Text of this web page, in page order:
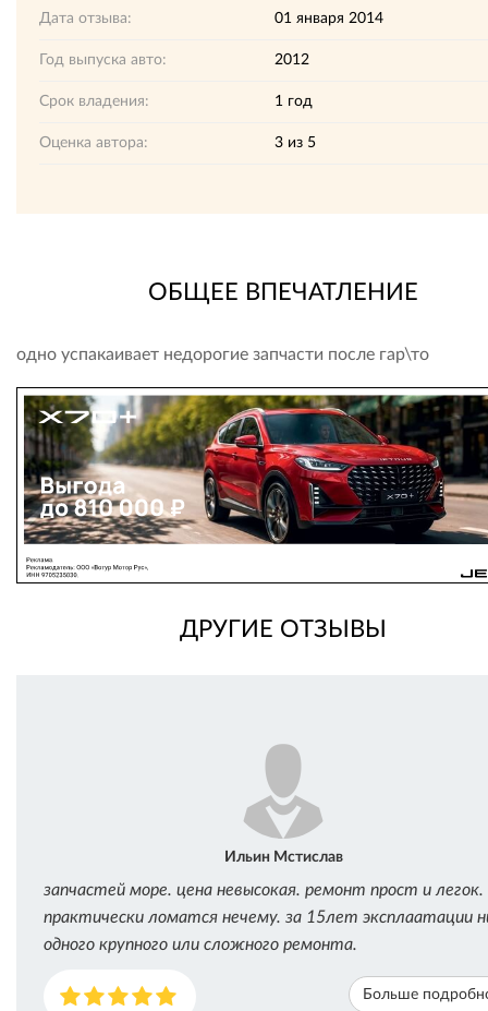
Дата отзыва: 01 января 2014
Год выпуска авто: 2012
Срок владения: 1 год
Оценка автора: 3из 5
ОБЩЕЕ ВПЕЧАТЛЕНИЕ
одно успакаивает недорогие запчасти после гар\то
ДРУГИЕ ОТЗЫВЫ
Ильин Мстислав
запчастей море. цена невысокая. ремонт прост и легок.
практически ломатся нечему. за 15лет эксплаатации
одного крупного или сложного ремонта.
Больше